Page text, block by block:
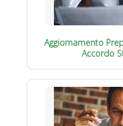
Aggiornamento
Accordo